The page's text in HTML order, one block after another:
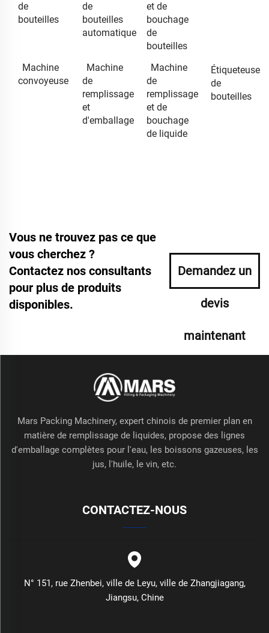
de
bouteilles
de
bouteilles
automatique
et de
bouchage
de
bouteilles
Machine
convoyeuse
Machine
de
remplissage
et
d'emballage
Machine
de
remplissage
et de
bouchage
de liquide
Étiqueteuse
de
bouteilles
Vous ne trouvez pas ce que
vous cherchez ?
Contactez nos consultants
pour plus de produits
disponibles.
Demandez un
devis
maintenant
Mars Packing Machinery, expert chinois de premier plan en
matière de remplissage de liquides, propose des lignes
d'emballage complètes pour l'eau, les boissons gazeuses, les
jus, l'huile, le vin, etc.
CONTACTEZ-NOUS
N° 151, rue Zhenbei, ville de Leyu, ville de Zhangjiagang,
Jiangsu, Chine